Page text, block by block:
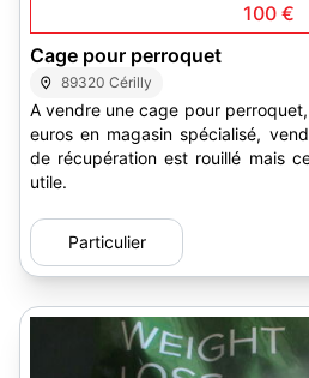
100 €
Cage pour perroquet
89320 Cérilly
A vendre une cage pour
euros en magasin spécialisé,
de récupération est rouillé mais
utile.
Particulier